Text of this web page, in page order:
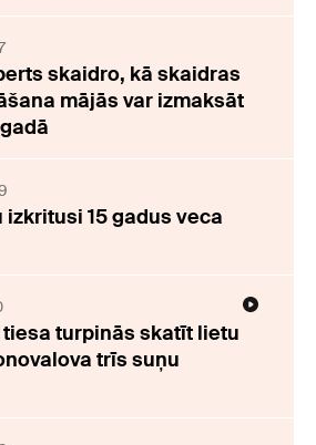
skaidro, kā skaidras
mājās var izmaksāt
izkritusi 15 gadus veca
turpinās skatīt lietu
trīs suņu